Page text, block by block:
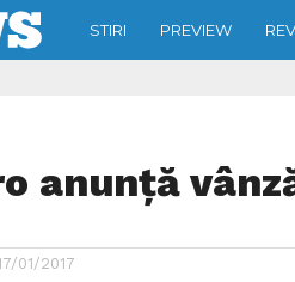
STIRI PREVIEW
anunță
01/2017